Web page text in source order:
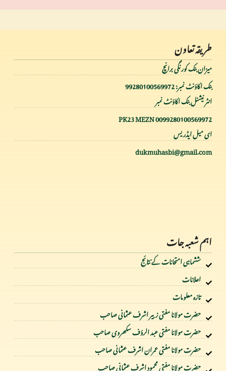
طریقہ تعاون
میزان بنک کورنگی برانچ
بنک اکاؤنٹ نمبر: 99280100569972
انٹر نیشنل بنک اکاؤنٹ نمبر
PK23 MEZN 0099280100569972
ای میل ایڈریس
dukmuhasbi@gmail.com
اہم شعبہ جات
ششماہی امتحانات کے نتائج
اعلانات
تازہ معلومات
حضرت مولانا مفتی زبیر اشرف عثمانی صاحب
حضرت مولانا مفتی عبد الرؤف سکھروی صاحب
حضرت مولانا مفتی عمران اشرف عثمانی صاحب
حضرت مولانا مفتی محمود اشرف عثمانی صاحب